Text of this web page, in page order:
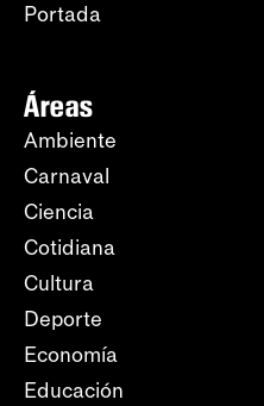
Portada
Áreas
Ambiente
Carnaval
Ciencia
Cotidiana
Cultura
Deporte
Economía
Educación